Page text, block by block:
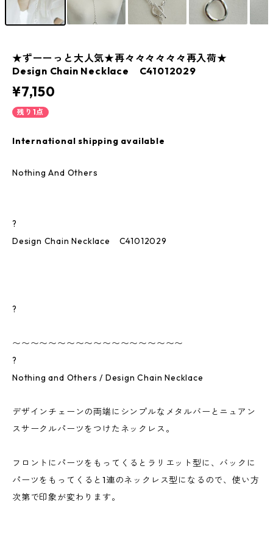
★ずーーっと大人気★再々々々々々々再入荷★
Design Chain Necklace C41012029
¥7,150
残り1点
International shipping available
Nothing And Others
?
Design Chain Necklace C41012029
?
〜〜〜〜〜〜〜〜〜〜〜〜〜〜〜〜〜〜〜
?
Nothing and Others / Design Chain Necklace
デザインチェーンの両端にシンプルなメタルバーとニュアン
スサークルパーツをつけたネックレス。
フロントにパーツをもってくるとラリエット型に、バックに
パーツをもってくると1連のネックレス型になるので、使い方
次第で印象が変わります。